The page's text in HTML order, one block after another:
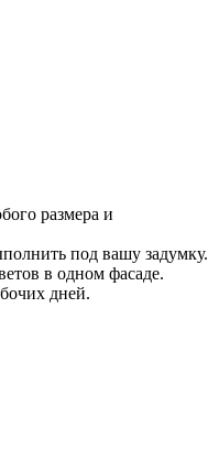
размера и
под вашу задумку.
в одном фасаде.
дней.